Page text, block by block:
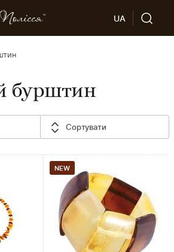
UA
бурштин
Сортувати
NEW